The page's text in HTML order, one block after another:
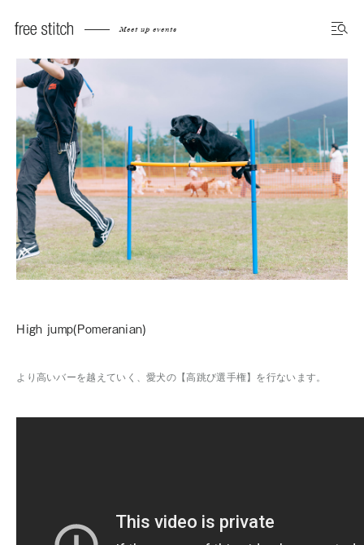
Meet up events
High jump(Pomeranian)
より高いバーを越えていく、愛犬の【高跳び選手権】を行ないます。